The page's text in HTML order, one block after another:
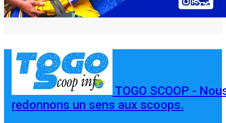
TOGO SCOOP -
redonnons un sens aux scoops.